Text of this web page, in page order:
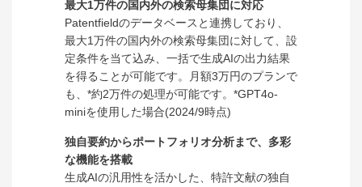
最大1万件の国内外の検索母集団に対応
Patentfieldのデータベースと連携しており、
最大1万件の国内外の検索母集団に対して、設
定条件を当て込み、一括で生成AIの出力結果
を得ることが可能です。月額3万円のプランで
も、*約2万件の処理が可能です。*GPT4o-
miniを使用した場合(2024/9時点)
独自要約からポートフォリオ分析まで、多彩
な機能を搭載
生成AIの汎用性を活かした、特許文献の独自